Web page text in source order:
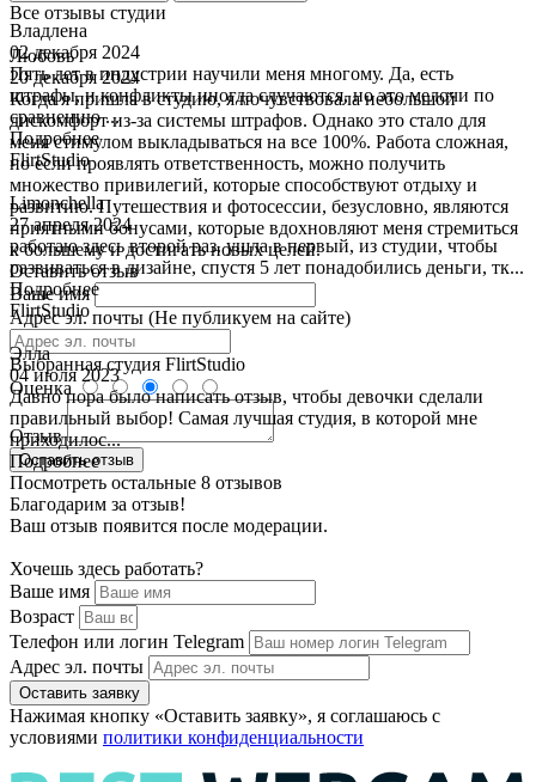
Владлена
02 декабря 2024
Пять лет в индустрии научили меня многому. Да, есть
штрафы, и конфликты иногда случаются, но это мелочи по
сравнению ...
Подробнее
FlirtStudio
Limonchella
27 апреля 2024
работаю здесь второй раз. ушла в первый, из студии, чтобы
развиваться в дизайне, спустя 5 лет понадобились деньги, тк...
Подробнее
FlirtStudio
Элла
04 июля 2023
Давно пора было написать отзыв, чтобы девочки сделали
правильный выбор! Самая лучшая студия, в которой мне
приходилос...
Подробнее
Посмотреть остальные 8 отзывов
Все отзывы студии
Любовь
20 декабря 2024
Когда я пришла в студию, я почувствовала небольшой
дискомфорт из-за системы штрафов. Однако это стало для
меня стимулом выкладываться на все 100%. Работа сложная,
но если проявлять ответственность, можно получить
множество привилегий, которые способствуют отдыху и
развитию. Путешествия и фотосессии, безусловно, являются
приятными бонусами, которые вдохновляют меня стремиться
к большему и достигать новых целей.
Оставить отзыв
Ваше имя
Адрес эл. почты (Не публикуем на сайте)
Выбранная студия FlirtStudio
Оценка
Отзыв
Оставить отзыв
Благодарим за отзыв!
Ваш отзыв появится после модерации.
Хочешь здесь работать?
Ваше имя
Возраст
Телефон или логин Telegram
Адрес эл. почты
Оставить заявку
Нажимая кнопку «Оставить заявку», я соглашаюсь с
условиями политики конфиденциальности